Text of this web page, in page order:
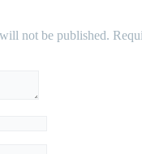
not be published.